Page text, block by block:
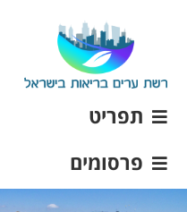
תפריט
פרסומים